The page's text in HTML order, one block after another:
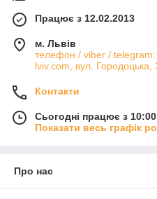
Працює з 12.02.2013
м. Львів
телефон / viber /
lviv.com, вул. Городоцька,
Контакти
Сьогодні працює з
Показати весь графік
Про нас